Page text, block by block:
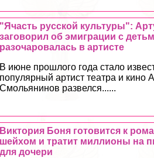
"Ячасть русской культуры":
заговорил об эмиграции с
разочаровалась в артисте
В июне прошлого года стало
популярный артист театра и кино
Смольянинов развелся......
Виктория Боня готовится к
шейхом и тратит миллионы на
для дочери